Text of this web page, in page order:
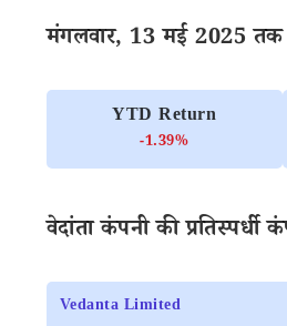
मंगलवार, 13 मई 2025 तक
YTD Return
-1.39%
वेदांता कंपनी की प्रतिस्पर्धी
Vedanta Limited